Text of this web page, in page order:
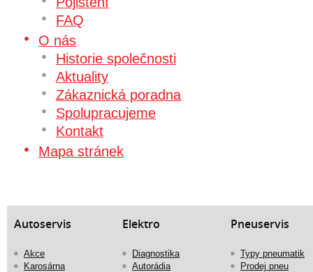
FAQ
O nás
Historie společnosti
Aktuality
Zákaznická poradna
Spolupracujeme
Kontakt
Mapa stránek
Autoservis
Akce
Karosárna
Elektro
Diagnostika
Autorádia
Pneuservis
Typy pneumatik
Prodej pneu